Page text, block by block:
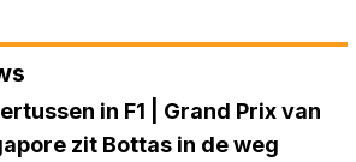
in F1 | Grand Prix van
zit Bottas in de weg